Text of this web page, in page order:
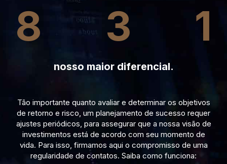
8 3 1
nosso maior diferencial.
Tão importante quanto avaliar e determinar os objetivos
de retorno e risco, um planejamento de sucesso requer
ajustes periódicos, para assegurar que a nossa visão de
investimentos está de acordo com seu momento de
vida. Para isso, firmamos aqui o compromisso de uma
regularidade de contatos. Saiba como funciona: